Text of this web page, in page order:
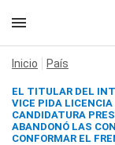
Inicio País
EL TITULAR DEL
VICE PIDA LICENCIA
CANDIDATURA
ABANDONÓ LAS
CONFORMAR EL